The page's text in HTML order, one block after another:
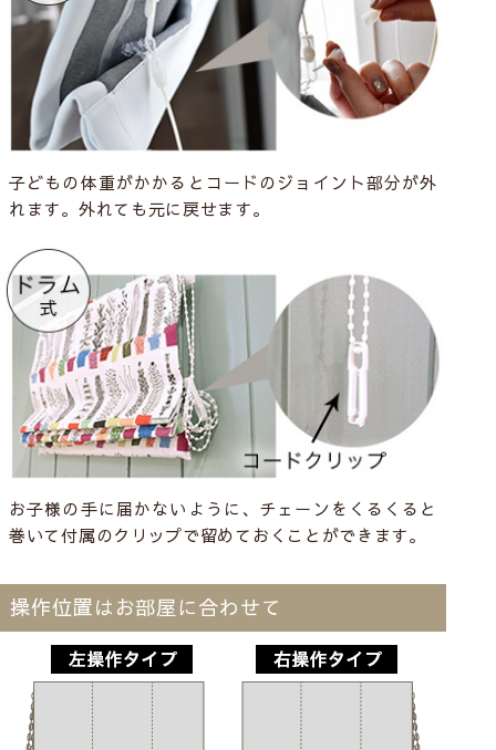
子どもの体重がかかるとコードのジョイント部分が外
れます。外れても元に戻せます。
お子様の手に届かないように、チェーンをくるくると
巻いて付属のクリップで留めておくことができます。
操作位置はお部屋に合わせて